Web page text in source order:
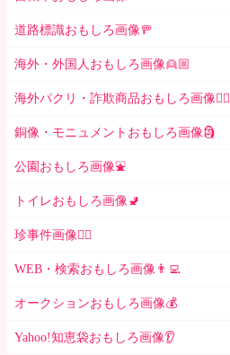
道路標識おもしろ画像🚥
海外・外国人おもしろ画像👱🏼
海外パクリ・詐欺商品おもしろ画像🙅‍♀️
銅像・モニュメントおもしろ画像🗿
公園おもしろ画像⛲️
トイレおもしろ画像🚽
珍事件画像👮‍♂️
WEB・検索おもしろ画像👨‍💻
オークションおもしろ画像💰
Yahoo!知恵袋おもしろ画像👂